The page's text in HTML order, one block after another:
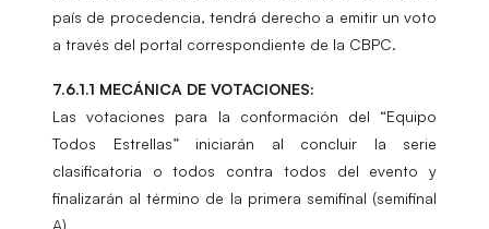
país de procedencia, tendrá derecho a emitir un voto
a través del portal correspondiente de la CBPC.
7.6.1.1 MECÁNICA DE VOTACIONES:
Las votaciones para la conformación del “Equipo
Todos Estrellas” iniciarán al concluir la serie
clasificatoria o todos contra todos del evento y
finalizarán al término de la primera semifinal (semifinal
A).